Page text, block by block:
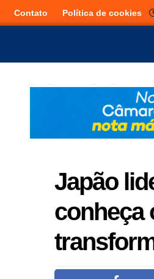
Contato Política de cookies
Japão
conheça